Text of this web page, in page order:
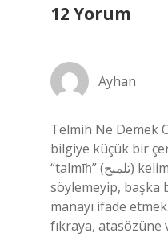
12 Yorum
Ayhan
Telmih Ne Demek
bilgiye küçük bir
“talmīḥ” (تلميح) kelimesinden türetilmiştir ve “ima etme, dolaylı olarak bildirme” anlamına gelir. Bir şeyi açıkça
söylemeyip, başka
manayı ifade
fıkraya,